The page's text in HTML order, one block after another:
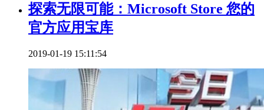
探索无限可能：Microsoft Store 您的
官方应用宝库
2019-01-19 15:11:54